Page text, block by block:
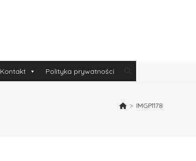
Kontakt Polityka prywatności
> IMGP1178